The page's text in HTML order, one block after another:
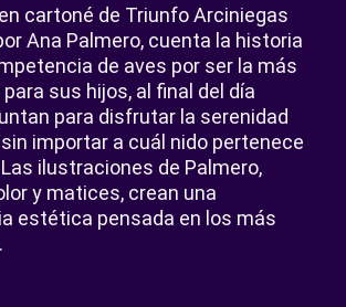
cartoné de Triunfo Arciniegas
Ana Palmero, cuenta la historia
de aves por ser la más
para sus hijos, al final del día
para disfrutar la serenidad
importar a cuál nido pertenece
ilustraciones de Palmero,
y matices, crean una
estética pensada en los más